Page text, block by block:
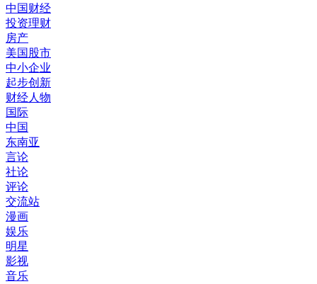
中国财经
投资理财
房产
美国股市
中小企业
起步创新
财经人物
国际
中国
东南亚
言论
社论
评论
交流站
漫画
娱乐
明星
影视
音乐